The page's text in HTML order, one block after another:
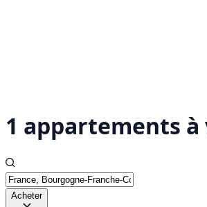
1 appartements à
Acheter